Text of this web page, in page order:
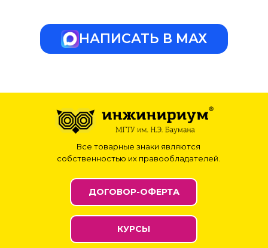
НАПИСАТЬ В МАХ
Все товарные знаки являются
собственностью их правообладателей.
КУРСЫ
ДОГОВОР-ОФЕРТА